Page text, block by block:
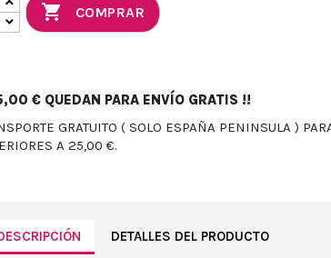
 COMPRAR
€ QUEDAN PARA ENVÍO GRATIS !!
GRATUITO ( SOLO ESPAÑA PENINSULA )
A 25,00 €.
DETALLES DEL PRODUCTO